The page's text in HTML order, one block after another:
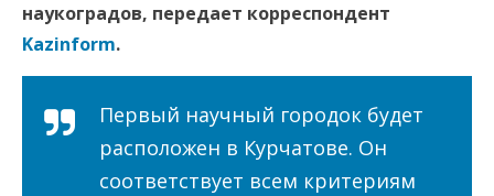
наукоградов, передает корреспондент
Kazinform.
Первый научный городок будет
расположен в Курчатове. Он
соответствует всем критериям